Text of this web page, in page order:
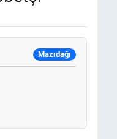
Mazıdağı